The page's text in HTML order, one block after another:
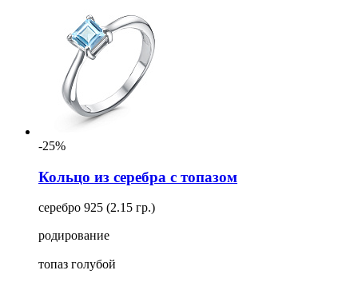
-25%
Кольцо из серебра с топазом
серебро 925 (2.15 гр.)
родирование
топаз голубой